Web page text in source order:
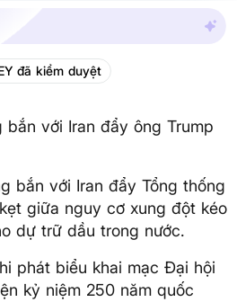
đã kiểm duyệt
bắn với Iran đẩy ông Trump
bắn với Iran đẩy Tổng thống
giữa nguy cơ xung đột kéo
dự trữ dầu trong nước.
phát biểu khai mạc Đại hội
kỷ niệm 250 năm quốc